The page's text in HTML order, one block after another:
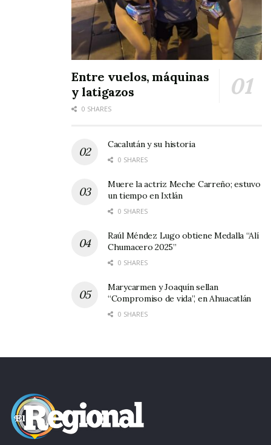
Entre vuelos, máquinas
y latigazos
0 SHARES
Cacalután y su historia
0 SHARES
Muere la actriz Meche Carreño; estuvo
un tiempo en Ixtlán
0 SHARES
Raúl Méndez Lugo obtiene Medalla “Alí
Chumacero 2025”
0 SHARES
Marycarmen y Joaquín sellan
“Compromiso de vida”, en Ahuacatlán
0 SHARES